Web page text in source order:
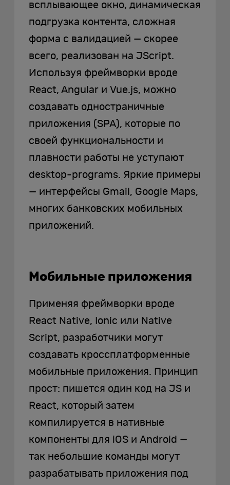
всплывающее окно, динамическая
подгрузка контента, сложная
форма с валидацией — скорее
всего, реализован на JScript.
Используя фреймворки вроде
React, Angular и Vue.js, можно
создавать одностраничные
приложения (SPA), которые по
своей функциональности и
плавности работы не уступают
desktop-programs. Яркие примеры
— интерфейсы Gmail, Google Maps,
многих банковских мобильных
приложений.
Мобильные приложения
Применяя фреймворки вроде
React Native, Ionic или Native
Script, разработчики могут
создавать кроссплатформенные
мобильные приложения. Принцип
прост: пишется один код на JS и
React, который затем
компилируется в нативные
компоненты для iOS и Android —
так небольшие команды могут
разрабатывать приложения под